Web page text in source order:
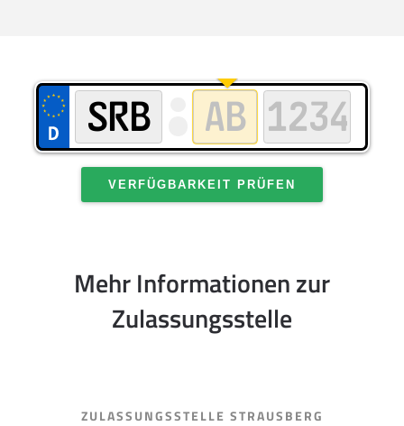
VERFÜGBARKEIT PRÜFEN
Mehr Informationen zur
Zulassungsstelle
ZULASSUNGSSTELLE STRAUSBERG